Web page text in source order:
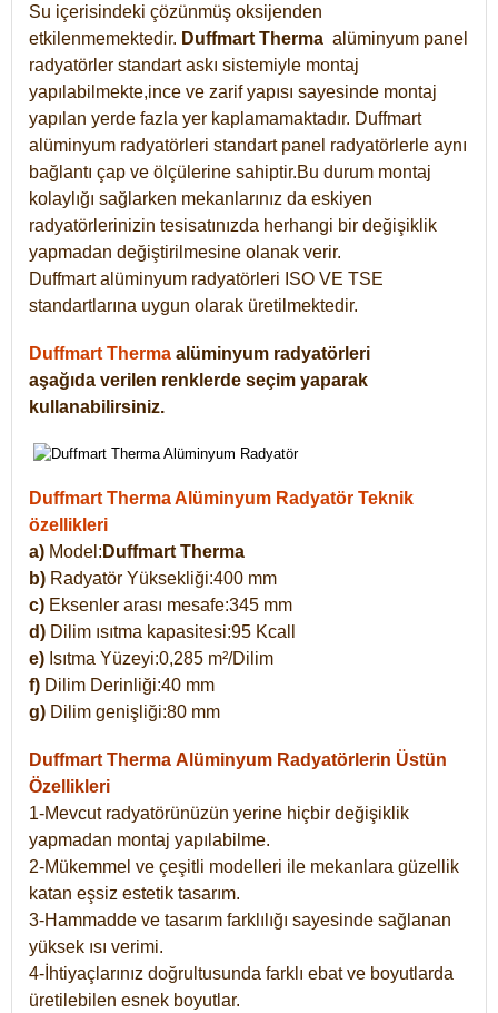
Su içerisindeki çözünmüş oksijenden
etkilenmemektedir. Duffmart Therma alüminyum panel
radyatörler standart askı sistemiyle montaj
yapılabilmekte,ince ve zarif yapısı sayesinde montaj
yapılan yerde fazla yer kaplamamaktadır. Duffmart
alüminyum radyatörleri standart panel radyatörlerle aynı
bağlantı çap ve ölçülerine sahiptir.Bu durum montaj
kolaylığı sağlarken mekanlarınız da eskiyen
radyatörlerinizin tesisatınızda herhangi bir değişiklik
yapmadan değiştirilmesine olanak verir.
Duffmart alüminyum radyatörleri ISO VE TSE
standartlarına uygun olarak üretilmektedir.
Duffmart Therma alüminyum radyatörleri
aşağıda verilen renklerde seçim yaparak
kullanabilirsiniz.
Duffmart Therma Alüminyum Radyatör Teknik
özellikleri
a) Model: Duffmart Therma
b) Radyatör Yüksekliği:400 mm
c) Eksenler arası mesafe:345 mm
d) Dilim ısıtma kapasitesi:95 Kcall
e) Isıtma Yüzeyi:0,285 m²/Dilim
f) Dilim Derinliği:40 mm
g) Dilim genişliği:80 mm
Duffmart Therma Alüminyum Radyatörlerin Üstün
Özellikleri
1-Mevcut radyatörünüzün yerine hiçbir değişiklik
yapmadan montaj yapılabilme.
2-Mükemmel ve çeşitli modelleri ile mekanlara güzellik
katan eşsiz estetik tasarım.
3-Hammadde ve tasarım farklılığı sayesinde sağlanan
yüksek ısı verimi.
4-İhtiyaçlarınız doğrultusunda farklı ebat ve boyutlarda
üretilebilen esnek boyutlar.